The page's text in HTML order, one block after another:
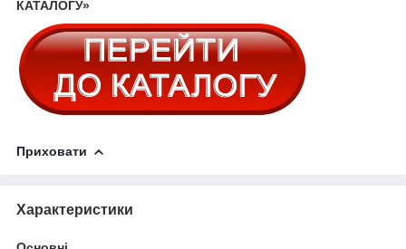
КАТАЛОГУ»
Приховати
Характеристики